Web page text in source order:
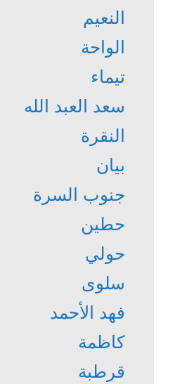
النعيم
الواحة
تيماء
سعد العبد الله
النقرة
بيان
جنوب السرة
حطين
حولي
سلوى
فهد الأحمد
كاظمة
قرطبة